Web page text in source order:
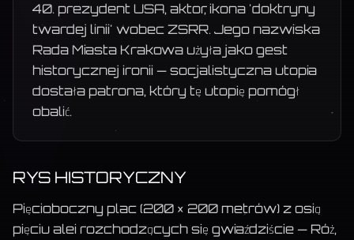
40. prezydent USA, aktor, ikona 'doktryny
twardej linii' wobec ZSRR. Jego nazwiska
Rada Miasta Krakowa użyła jako gest
historycznej ironii — socjalistyczna utopia
dostała patrona, który tę utopię pomógł
obalić.
RYS HISTORYCZNY
Pięcioboczny plac (200 × 200 metrów) z osią
pięciu alei rozchodzących się gwiaździście — Róż,